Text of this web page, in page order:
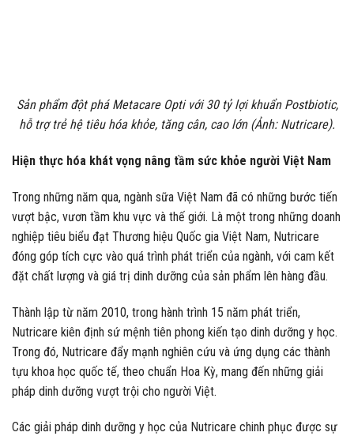
Sản phẩm đột phá Metacare Opti với 30 tỷ lợi khuẩn Postbiotic,
hỗ trợ trẻ hệ tiêu hóa khỏe, tăng cân, cao lớn (Ảnh: Nutricare).
Hiện thực hóa khát vọng nâng tầm sức khỏe người Việt Nam
Trong những năm qua, ngành sữa Việt Nam đã có những bước tiến
vượt bậc, vươn tầm khu vực và thế giới. Là một trong những doanh
nghiệp tiêu biểu đạt Thương hiệu Quốc gia Việt Nam, Nutricare
đóng góp tích cực vào quá trình phát triển của ngành, với cam kết
đặt chất lượng và giá trị dinh dưỡng của sản phẩm lên hàng đầu.
Thành lập từ năm 2010, trong hành trình 15 năm phát triển,
Nutricare kiên định sứ mệnh tiên phong kiến tạo dinh dưỡng y học.
Trong đó, Nutricare đẩy mạnh nghiên cứu và ứng dụng các thành
tựu khoa học quốc tế, theo chuẩn Hoa Kỳ, mang đến những giải
pháp dinh dưỡng vượt trội cho người Việt.
Các giải pháp dinh dưỡng y học của Nutricare chinh phục được sự